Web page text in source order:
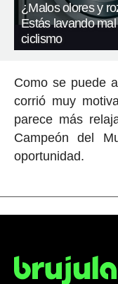
¿Malos olores y
Estás lavando
ciclismo
Como se puede
corrió muy
parece más
Campeón del
oportunidad.